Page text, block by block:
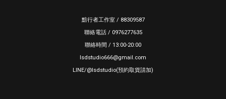
黯行者工作室 / 88309587
聯絡電話 / 0976277635
聯絡時間 / 13:00-20:00
lsdstudio666@gmail.com
LINE/@lsdstudio(預約取貨請加)